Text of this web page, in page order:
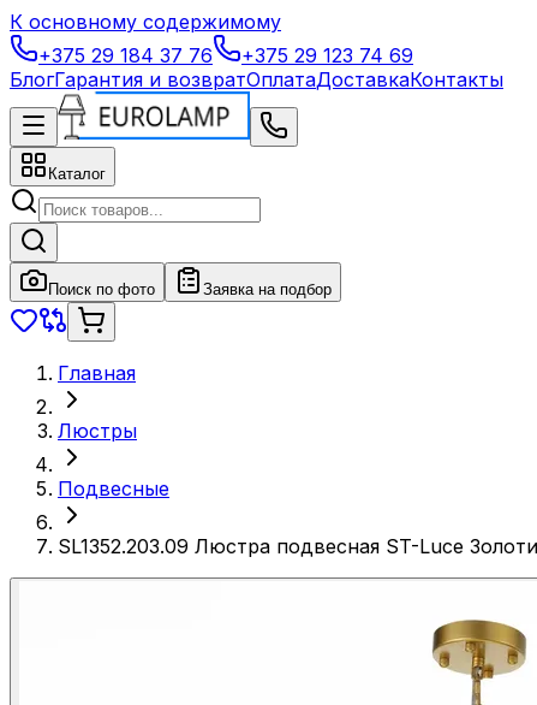
К основному содержимому
+375 29 184 37 76
+375 29 123 74 69
БлогГарантия и возвратОплатаДоставкаКонтакты
Каталог
Поиск по фото Заявка на подбор
Главная
Люстры
Подвесные
SL1352.203.09 Люстра подвесная ST-Luce